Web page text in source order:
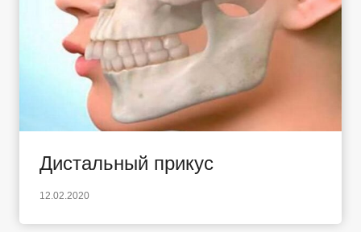
Дистальный прикус
12.02.2020